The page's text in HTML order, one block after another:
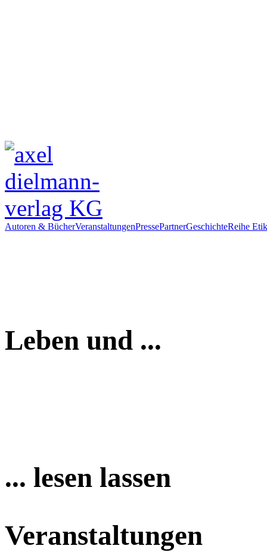
Autoren & BücherVeranstaltungenPressePartnerGeschichteReihe
Leben und ...
... lesen lassen
Veranstaltungen